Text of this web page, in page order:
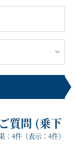
レット
質問 (乗下
： 4件（表示： 4件）